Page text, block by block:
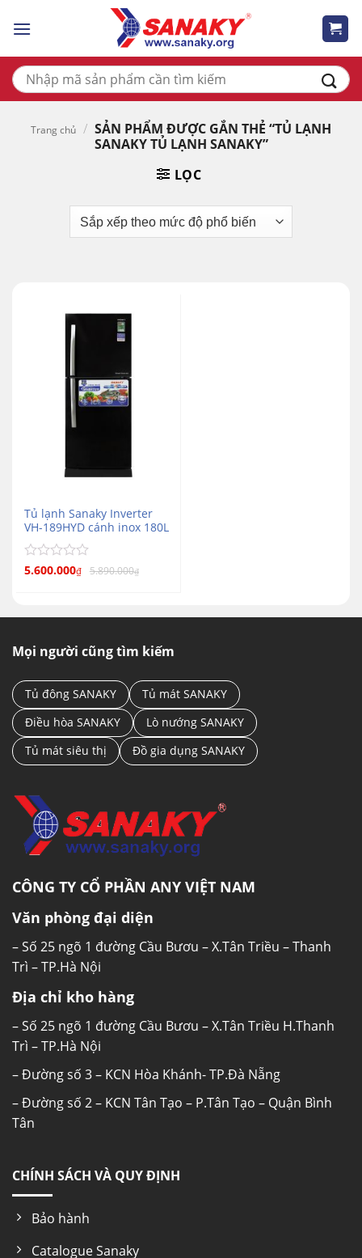
Tìm
kiếm:
Trang chủ / SẢN PHẨM ĐƯỢC GẮN THẺ “TỦ LẠNH
SANAKY TỦ LẠNH SANAKY”
LỌC
Tủ lạnh Sanaky Inverter
VH-189HYD cánh inox 180L
Được
5
5.600.000₫ 5.890.000₫
Mọi người cũng tìm kiếm
Tủ đông SANAKY
Tủ mát SANAKY
Điều hòa SANAKY
Lò nướng SANAKY
Tủ mát siêu thị
Đồ gia dụng SANAKY
CÔNG TY CỔ PHẦN ANY VIỆT NAM
Văn phòng đại diện
– Số 25 ngõ 1 đường Cầu Bươu – X.Tân Triều – Thanh
Trì – TP.Hà Nội
Địa chỉ kho hàng
– Số 25 ngõ 1 đường Cầu Bươu – X.Tân Triều H.Thanh
Trì – TP.Hà Nội
– Đường số 3 – KCN Hòa Khánh- TP.Đà Nẵng
– Đường số 2 – KCN Tân Tạo – P.Tân Tạo – Quận Bình
Tân
CHÍNH SÁCH VÀ QUY ĐỊNH
Bảo hành
Catalogue Sanaky